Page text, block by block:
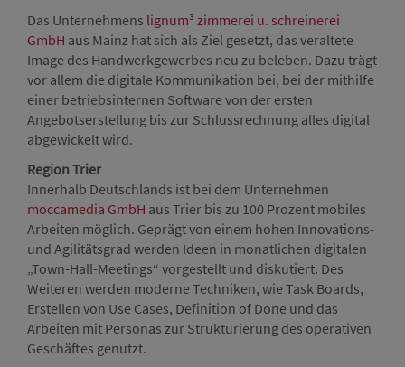
Das Unternehmens lignum³ zimmerei u. schreinerei
GmbH aus Mainz hat sich als Ziel gesetzt, das veraltete
Image des Handwerkgewerbes neu zu beleben. Dazu trägt
vor allem die digitale Kommunikation bei, bei der mithilfe
einer betriebsinternen Software von der ersten
Angebotserstellung bis zur Schlussrechnung alles digital
abgewickelt wird.
Region Trier
Innerhalb Deutschlands ist bei dem Unternehmen
moccamedia GmbH aus Trier bis zu 100 Prozent mobiles
Arbeiten möglich. Geprägt von einem hohen Innovations-
und Agilitätsgrad werden Ideen in monatlichen digitalen
„Town-Hall-Meetings“ vorgestellt und diskutiert. Des
Weiteren werden moderne Techniken, wie Task Boards,
Erstellen von Use Cases, Definition of Done und das
Arbeiten mit Personas zur Strukturierung des operativen
Geschäftes genutzt.